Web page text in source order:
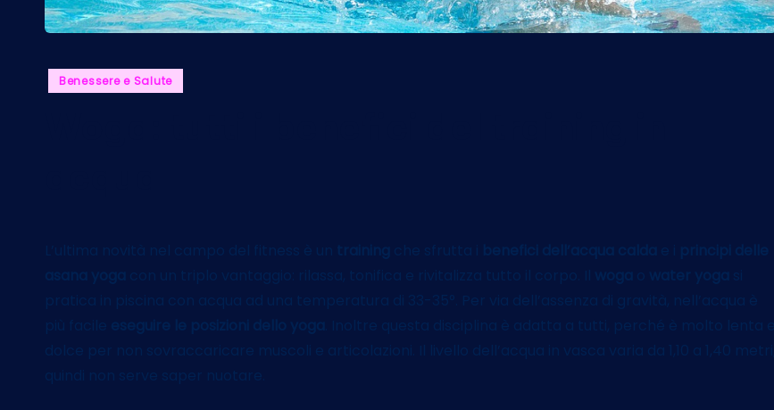
Posted
Benessere e Salute
L’ultima novità nel campo del fitness è un training che sfrutta i benefici dell’acqua calda e i
principi delle
asana yoga
con un triplo vantaggio: rilassa, tonifica e rivitalizza tutto il corpo. Il woga water yoga
pratica in piscina con acqua ad una temperatura di 33-35°. Per via dell’assenza di gravità, nell’acqua è
più facile
eseguire le posizioni dello yoga
. Inoltre questa disciplina è adatta a tutti, perché è molto lenta e
dolce per non sovraccaricare muscoli e articolazioni. Il livello dell’acqua in vasca varia da 1,10 a 1,40 metri,
quindi non serve saper nuotare.